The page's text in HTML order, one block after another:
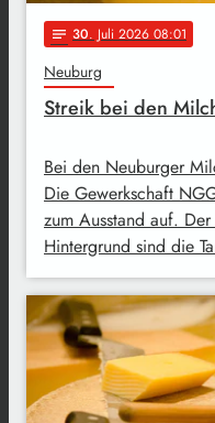
notes 30. Juli 2026 08:01
Neuburg
Streik bei den
Bei den Neuburger
Die Gewerkschaft
zum Ausstand auf.
Hintergrund sind die